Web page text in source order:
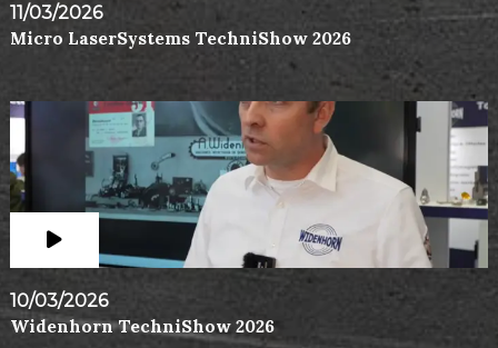
11/03/2026
Micro LaserSystems TechniShow 2026
10/03/2026
Widenhorn TechniShow 2026